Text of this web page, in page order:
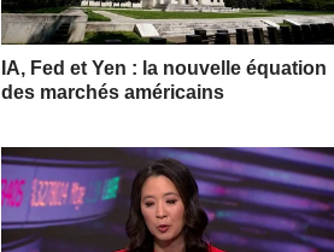
IA, Fed et Yen : la nouvelle équation
des marchés américains